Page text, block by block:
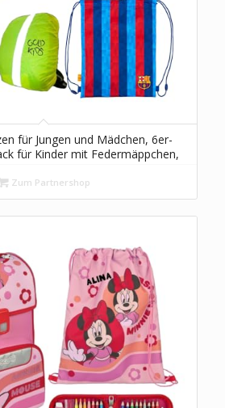
für Jungen und Mädchen, 6er-
für Kinder mit Federmäppchen,
Zum Partnershop